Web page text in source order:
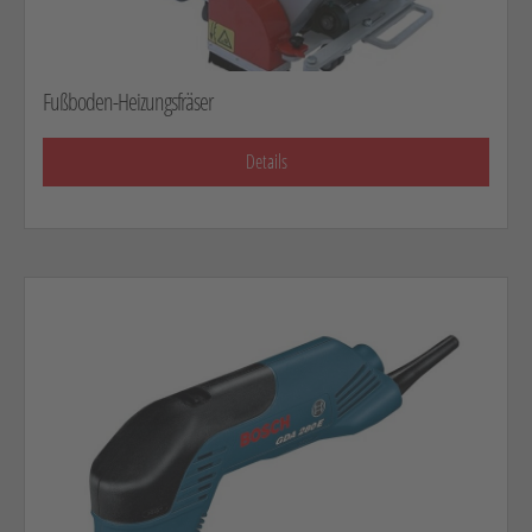
Hebetechnik
Schotter-/Betonbearbeitung
Messtechnik
Unsere Mietliste
Verkauf
Neumaschinen
Gebrauchtmaschinen
Fußboden-Heizungsfräser
Details